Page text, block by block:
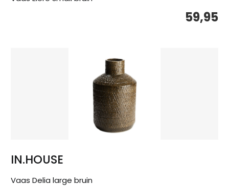
59,95
IN.HOUSE
Vaas Delia large bruin